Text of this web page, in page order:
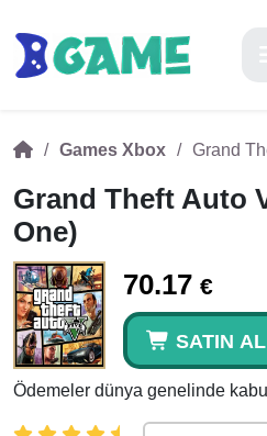
Games Xbox Grand
Grand Theft Auto
One)
70.17 €
SATIN AL
Ödemeler dünya genelinde